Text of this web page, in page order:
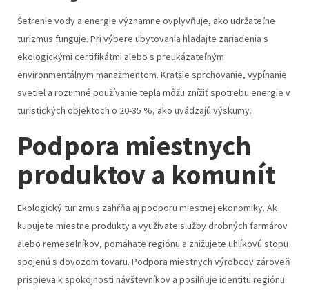
Šetrenie vody a energie významne ovplyvňuje, ako udržateľne
turizmus funguje. Pri výbere ubytovania hľadajte zariadenia s
ekologickými certifikátmi alebo s preukázateľným
environmentálnym manažmentom. Kratšie sprchovanie, vypínanie
svetiel a rozumné používanie tepla môžu znížiť spotrebu energie v
turistických objektoch o 20-35 %, ako uvádzajú výskumy.
Podpora miestnych
produktov a komunít
Ekologický turizmus zahŕňa aj podporu miestnej ekonomiky. Ak
kupujete miestne produkty a využívate služby drobných farmárov
alebo remeselníkov, pomáhate regiónu a znižujete uhlíkovú stopu
spojenú s dovozom tovaru. Podpora miestnych výrobcov zároveň
prispieva k spokojnosti návštevníkov a posilňuje identitu regiónu.